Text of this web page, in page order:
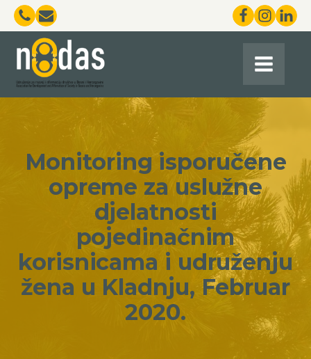
Monitoring isporučene
opreme za uslužne
djelatnosti
pojedinačnim
korisnicama i udruženju
žena u Kladnju, Februar
2020.